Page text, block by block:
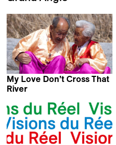
My Love Don’t Cross That
River